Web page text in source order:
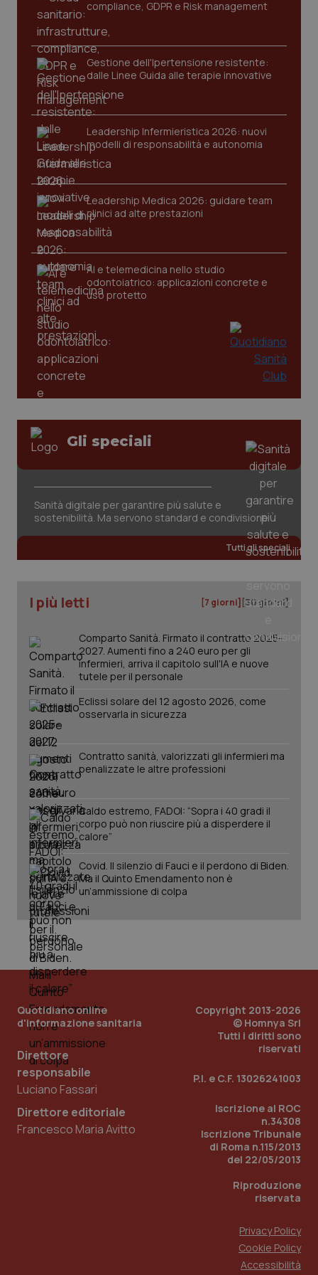
compliance, GDPR e Risk management
Gestione dell'Ipertensione resistente:
dalle Linee Guida alle terapie innovative
Leadership Infermieristica 2026: nuovi
modelli di responsabilità e autonomia
Leadership Medica 2026: guidare team
clinici ad alte prestazioni
AI e telemedicina nello studio
odontoiatrico: applicazioni concrete e
uso protetto
Gli speciali
Sanità digitale per garantire più salute e
sostenibilità. Ma servono standard e condivisione
Tutti gli speciali
I più letti [7 giorni] [30 giorni]
Comparto Sanità. Firmato il contratto 2025-
2027. Aumenti fino a 240 euro per gli
infermieri, arriva il capitolo sull'IA e nuove
tutele per il personale
Eclissi solare del 12 agosto 2026, come
osservarla in sicurezza
Contratto sanità, valorizzati gli infermieri ma
penalizzate le altre professioni
Caldo estremo, FADOI: “Sopra i 40 gradi il
corpo può non riuscire più a disperdere il
calore”
Covid. Il silenzio di Fauci e il perdono di Biden.
Ma il Quinto Emendamento non è
un’ammissione di colpa
Quotidiano online
d'informazione sanitaria
Direttore
responsabile
Luciano Fassari
Direttore editoriale
Francesco Maria Avitto
Copyright 2013-2026
© Homnya Srl
Tutti i diritti sono
riservati
P.I. e C.F. 13026241003
Iscrizione al ROC
n.34308
Iscrizione Tribunale
di Roma n.115/2013
del 22/05/2013
Riproduzione
riservata
Privacy Policy
Cookie Policy
Accessibilità
protette del sito. Il sito web non è in grado di
Nome
Fornitore/Dominio
VISITOR_PRIVACY_METADATA
YouTube
.youtube.com
CookieScriptConsent
tracking-enable
www.quotidianosanita.it
www.quotidianosanita.it
_ga
Google LLC
.quotidianosanita.it
PHPSESSID
www.quotidianosanita.it
.quotidianosanita.it
1
mese